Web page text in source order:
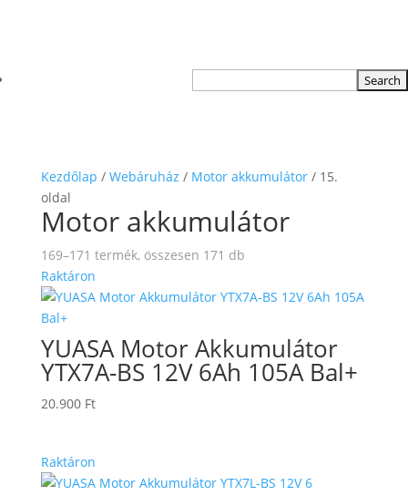
Kezdőlap / Webáruház / Motor akkumulátor/ 15.
oldal
Motor akkumulátor
169–171 termék, összesen 171 db
Raktáron
YUASA Motor Akkumulátor
YTX7A-BS 12V 6Ah 105A Bal+
20.900 Ft
Raktáron